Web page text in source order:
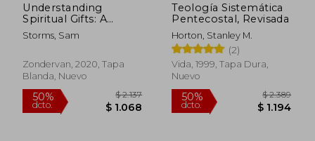
Understanding
Spiritual Gifts: A
Comprehensive
Guide (en Inglés)
Storms, Sam
Zondervan, 2020, Tapa
Blanda, Nuevo
Teología Sistemática
Pentecostal, Revisada
Horton, Stanley M.
(2)
Vida, 1999, Tapa Dura,
Nuevo